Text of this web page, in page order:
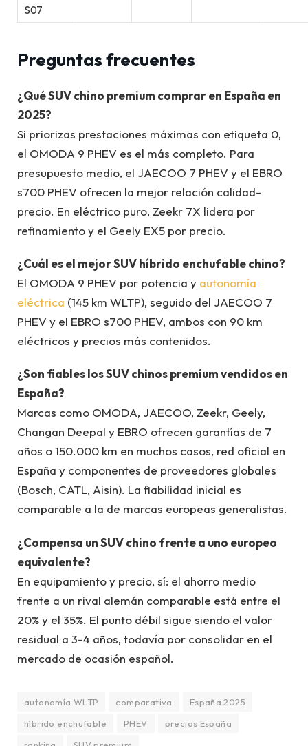
S07
Preguntas frecuentes
¿Qué SUV chino premium comprar en España en
2025?
Si priorizas prestaciones máximas con etiqueta 0,
el OMODA 9 PHEV es el más completo. Para
presupuesto medio, el JAECOO 7 PHEV y el EBRO
s700 PHEV ofrecen la mejor relación calidad-
precio. En eléctrico puro, Zeekr 7X lidera por
refinamiento y el Geely EX5 por precio.
¿Cuál es el mejor SUV híbrido enchufable chino?
El OMODA 9 PHEV por potencia y autonomía
eléctrica (145 km WLTP), seguido del JAECOO 7
PHEV y el EBRO s700 PHEV, ambos con 90 km
eléctricos y precios más contenidos.
¿Son fiables los SUV chinos premium vendidos en
España?
Marcas como OMODA, JAECOO, Zeekr, Geely,
Changan Deepal y EBRO ofrecen garantías de 7
años o 150.000 km en muchos casos, red oficial en
España y componentes de proveedores globales
(Bosch, CATL, Aisin). La fiabilidad inicial es
comparable a la de marcas europeas generalistas.
¿Compensa un SUV chino frente a uno europeo
equivalente?
En equipamiento y precio, sí: el ahorro medio
frente a un rival alemán comparable está entre el
20% y el 35%. El punto débil sigue siendo el valor
residual a 3-4 años, todavía por consolidar en el
mercado de ocasión español.
autonomía WLTP comparativa
España 2025
híbrido enchufable
PHEV
precios España